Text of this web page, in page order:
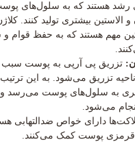
رشد هستند که به سلول‌های
الاستین بیشتری تولید کنند.
مهم هستند که به حفظ قوام
تزریق پی آرپی به پوست سبب
تزریق می‌شود. به این
به سلول‌های پوست می‌رسد و
می‌شود.
دارای خواص ضدالتهابی
قرمزی پوست کمک می‌کنند.